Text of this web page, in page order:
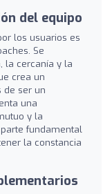
del equipo
los usuarios es
Se
la cercanía y la
crea un
de ser un
una
y la
fundamental
la constancia